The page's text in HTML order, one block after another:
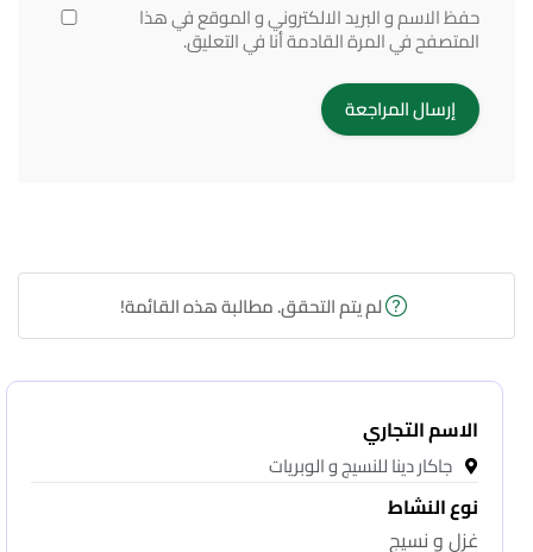
حفظ الاسم و البريد الالكتروني و الموقع في هذا
المتصفح في المرة القادمة أنا في التعليق.
لم يتم التحقق. مطالبة هذه القائمة!
الاسم التجاري
جاكار دينا للنسيج و الوبريات
نوع النشاط
غزل و نسيج